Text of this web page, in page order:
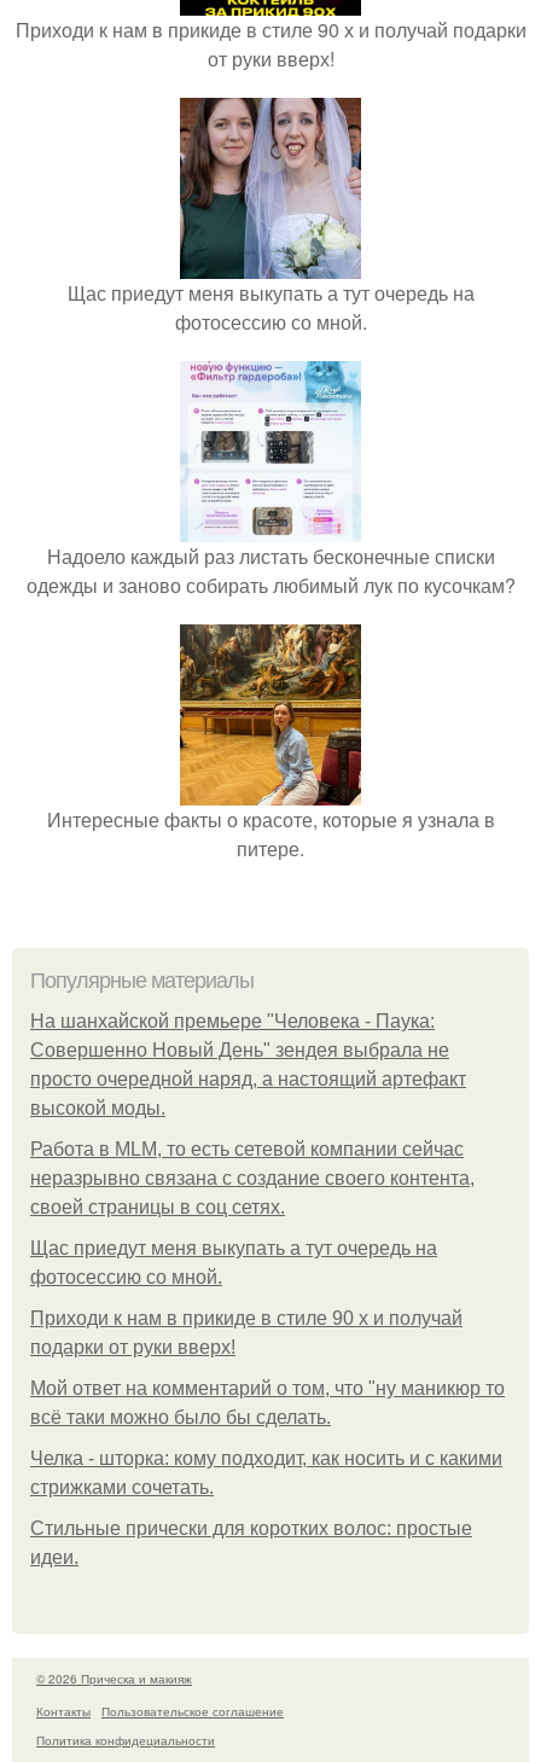
Приходи к нам в прикиде в стиле 90 х и получай подарки
от руки вверх!
Щас приедут меня выкупать а тут очередь на
фотосессию со мной.
Надоело каждый раз листать бесконечные списки
одежды и заново собирать любимый лук по кусочкам?
Интересные факты о красоте, которые я узнала в
питере.
Популярные материалы
На шанхайской премьере "Человека - Паука:
Совершенно Новый День" зендея выбрала не
просто очередной наряд, а настоящий артефакт
высокой моды.
Работа в MLM, то есть сетевой компании сейчас
неразрывно связана с создание своего контента,
своей страницы в соц сетях.
Щас приедут меня выкупать а тут очередь на
фотосессию со мной.
Приходи к нам в прикиде в стиле 90 х и получай
подарки от руки вверх!
Мой ответ на комментарий о том, что "ну маникюр то
всё таки можно было бы сделать.
Челка - шторка: кому подходит, как носить и с какими
стрижками сочетать.
Стильные прически для коротких волос: простые
идеи.
© 2026 Прическа и макияж
Контакты
Пользовательское соглашение
Политика конфидециальности